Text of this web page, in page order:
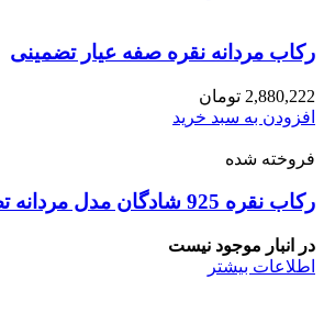
رکاب مردانه نقره صفه عیار تضمینی
2,880,222 تومان
افزودن به سبد خرید
فروخته شده
رکاب نقره 925 شادگان مدل مردانه تضمینی
در انبار موجود نیست
اطلاعات بیشتر